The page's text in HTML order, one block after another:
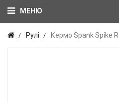
МЕНЮ
Рулі Кермо Spank Spike